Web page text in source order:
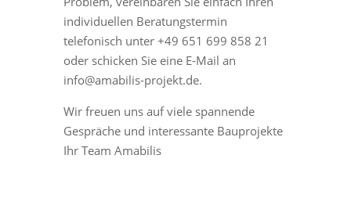
individuellen Beratungstermin
telefonisch unter +49 651 699 858 21
oder schicken Sie eine E-Mail an
info@amabilis-projekt.de.
Wir freuen uns auf viele spannende
Gespräche und interessante Bauprojekte
Ihr Team Amabilis